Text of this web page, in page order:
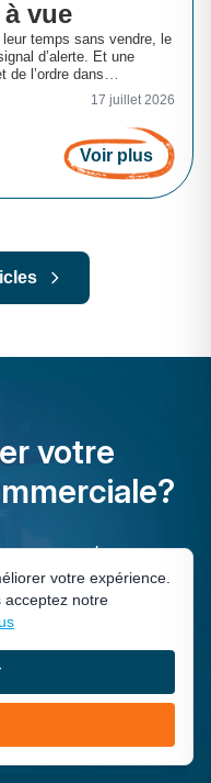
vue
temps sans vendre, le
d’alerte. Et une
de l’ordre dans
voient vite : plus de
plus utile, des
par regarder où
décidez quoi
recommence.
17 juillet 2026
Voir plus
votre
pour
vos outils et vos
objectifs !
votre expérience.
acceptez notre